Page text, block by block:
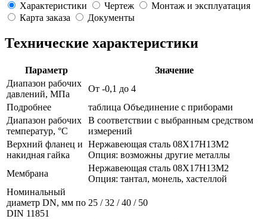
Характеристики
Чертеж
Монтаж и эксплуатация
Карта заказа
Документы
Технические характеристики
Параметр
Значение
Диапазон рабочих
давлений, МПа
От -0,1 до 4
Подробнее
таблица Объединение с приборами
Диапазон рабочих
температур, °C
В соответствии с выбранным средством
измерений
Верхний фланец и
накидная гайка
Нержавеющая сталь 08Х17Н13М2
Опция: возможны другие металлы
Мембрана
Нержавеющая сталь 08Х17Н13М2
Опция: тантал, монель, хастеллой
Номинальный
диаметр DN, мм по
DIN 11851
25 / 32 / 40 / 50